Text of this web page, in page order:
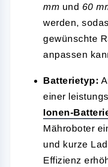
mm und 60
werden,
gewünschte
anpassen
Batterietyp:
einer
Ionen-
Mähroboter
und kurze
Effizienz